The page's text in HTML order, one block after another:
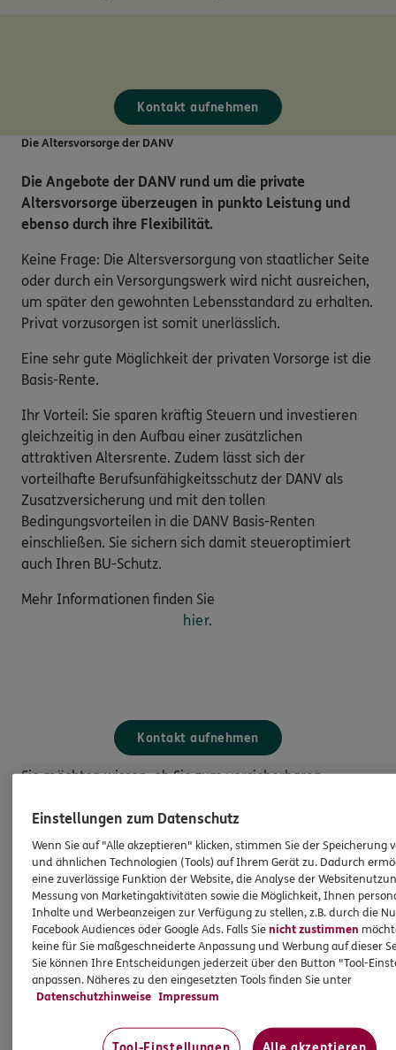
Kontakt aufnehmen
Die Altersvorsorge der DANV
Die Angebote der DANV rund um die private
Altersvorsorge überzeugen in punkto Leistung und
ebenso durch ihre Flexibilität.
Keine Frage: Die Altersversorgung von staatlicher Seite
oder durch ein Versorgungswerk wird nicht ausreichen,
um später den gewohnten Lebensstandard zu erhalten.
Privat vorzusorgen ist somit unerlässlich.
Eine sehr gute Möglichkeit der privaten Vorsorge ist die
Basis-Rente.
Ihr Vorteil: Sie sparen kräftig Steuern und investieren
gleichzeitig in den Aufbau einer zusätzlichen
attraktiven Altersrente. Zudem lässt sich der
vorteilhafte Berufsunfähigkeitsschutz der DANV als
Zusatzversicherung und mit den tollen
Bedingungsvorteilen in die DANV Basis-Renten
einschließen. Sie sichern sich damit steueroptimiert
auch Ihren BU-Schutz.
Mehr Informationen finden Sie
hier.
Kontakt aufnehmen
Sie möchten wissen, ob Sie zum versicherbaren
Einstellungen zum Datenschutz
Wenn Sie auf "Alle akzeptieren" klicken, stimmen Sie der Speicherung
und ähnlichen Technologien (Tools) auf Ihrem Gerät zu. Dadurch
eine zuverlässige Funktion der Website, die Analyse der
Messung von Marketingaktivitäten sowie die Möglichkeit, Ihnen
Inhalte und Werbeanzeigen zur Verfügung zu stellen, z.B. durch die
Facebook Audiences oder Google Ads. Falls Sienicht zustimmen
keine für Sie maßgeschneiderte Anpassung und Werbung auf dieser
Sie können Ihre Entscheidungen jederzeit über den Button "Tool-
anpassen. Näheres zu den eingesetzten Tools finden Sie unter
Datenschutzhinweise Impressum